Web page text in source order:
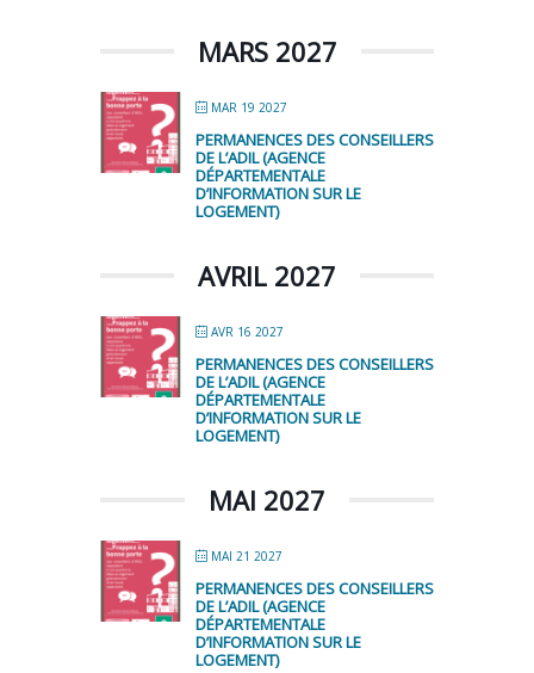
MARS 2027
MAR 19 2027
PERMANENCES DES CONSEILLERS
DE L’ADIL (AGENCE
DÉPARTEMENTALE
D’INFORMATION SUR LE
LOGEMENT)
AVRIL 2027
AVR 16 2027
PERMANENCES DES CONSEILLERS
DE L’ADIL (AGENCE
DÉPARTEMENTALE
D’INFORMATION SUR LE
LOGEMENT)
MAI 2027
MAI 21 2027
PERMANENCES DES CONSEILLERS
DE L’ADIL (AGENCE
DÉPARTEMENTALE
D’INFORMATION SUR LE
LOGEMENT)